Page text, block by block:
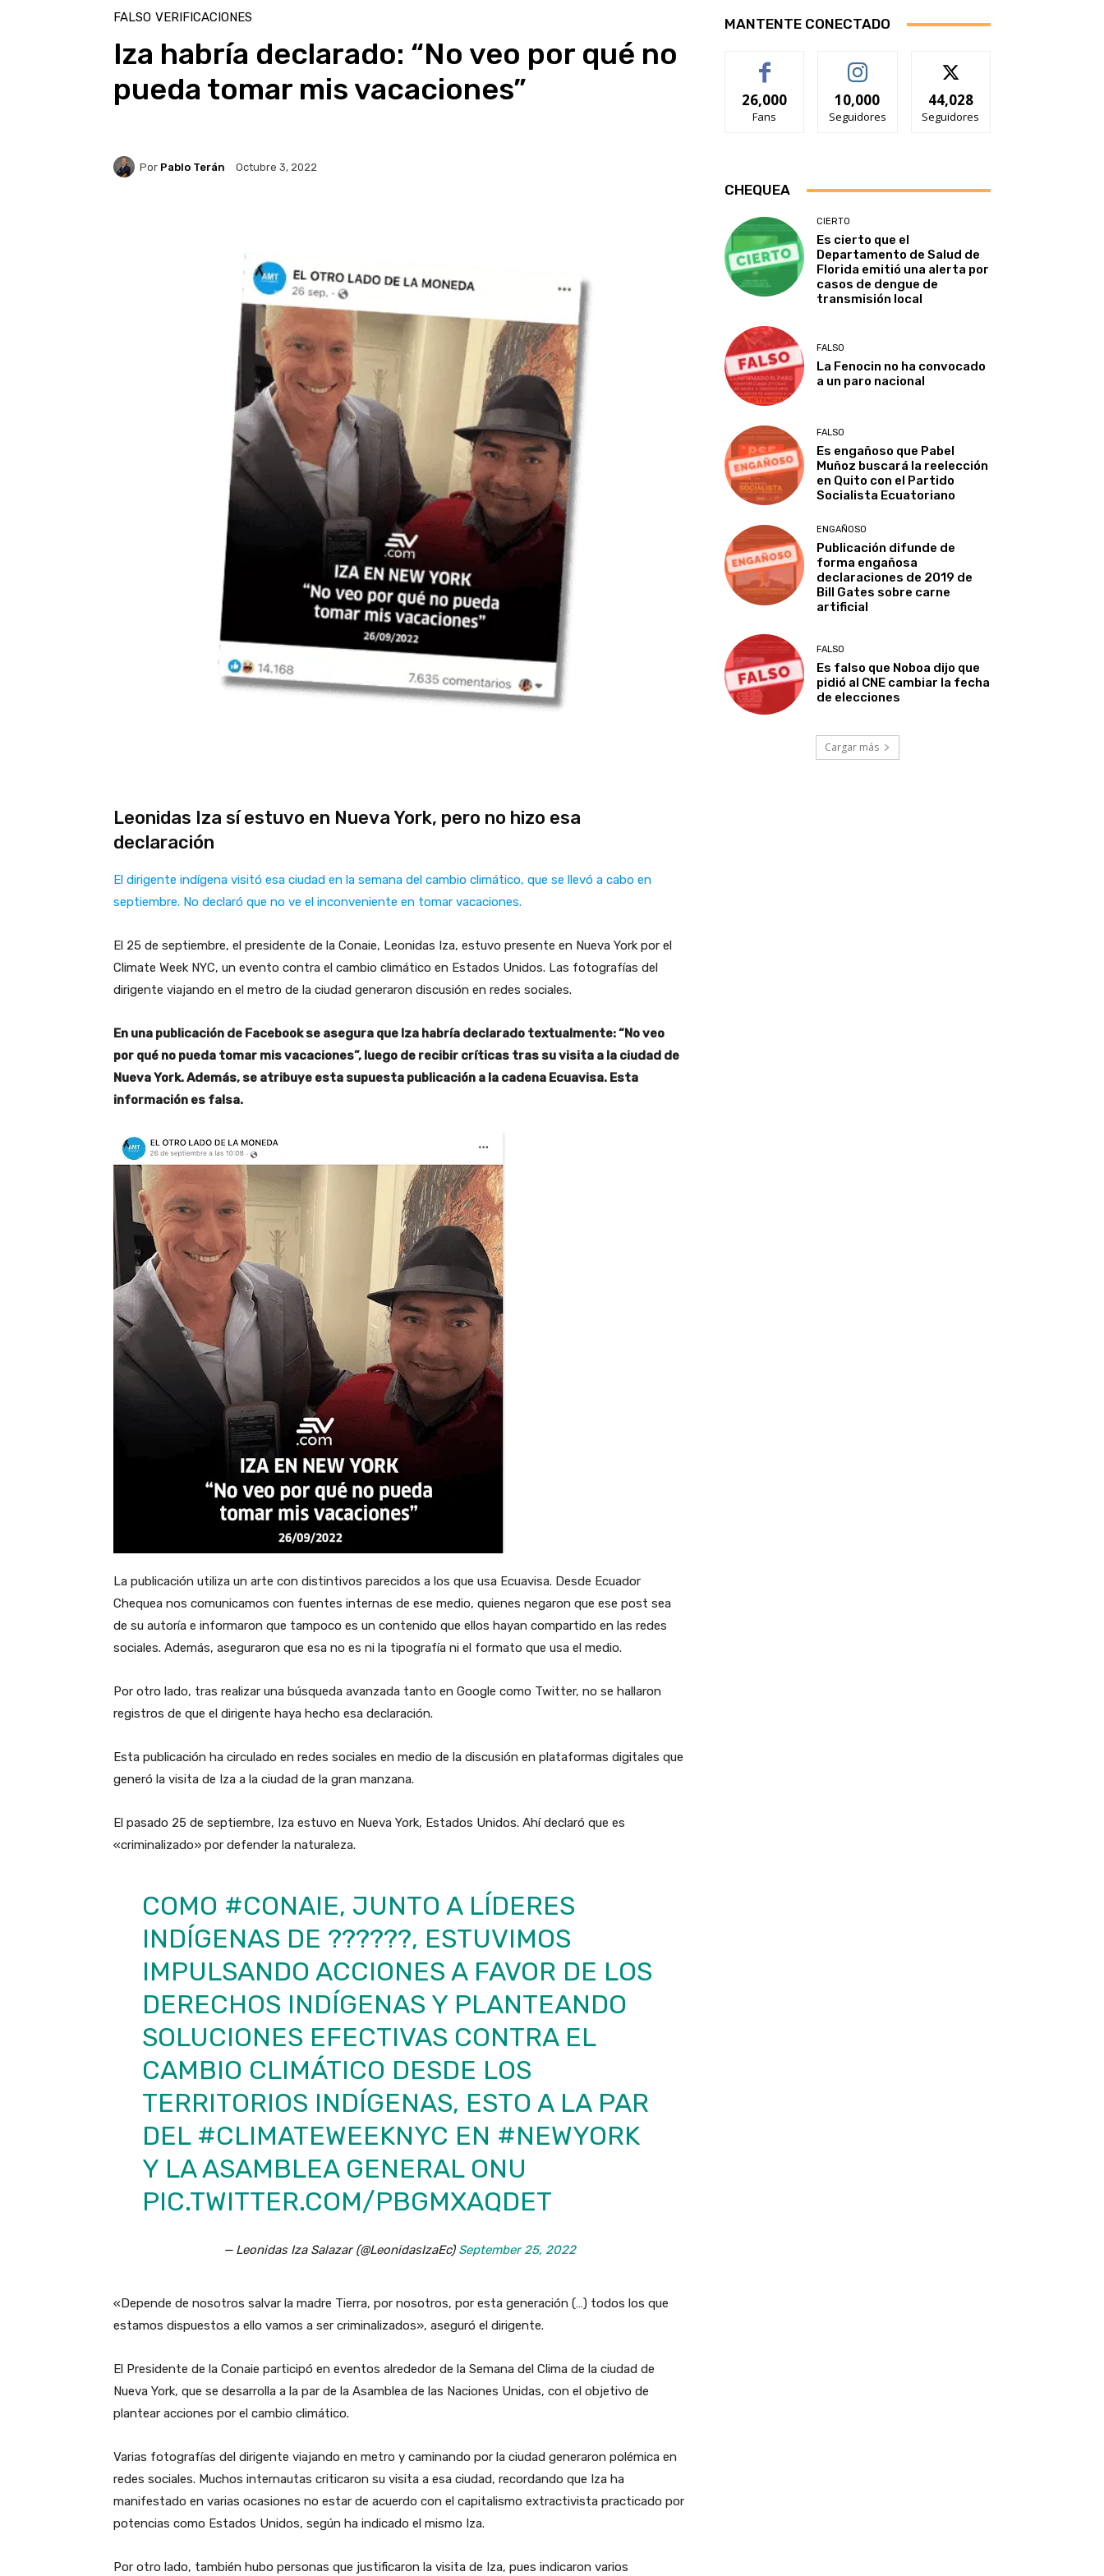
FALSO VERIFICACIONES
Iza habría declarado: “No veo por qué no
pueda tomar mis vacaciones”
Por Pablo Terán Octubre 3, 2022
Leonidas Iza sí estuvo en Nueva York, pero no hizo esa
declaración
El dirigente indígena visitó esa ciudad en la semana del cambio climático, que se llevó a cabo en
septiembre. No declaró que no ve el inconveniente en tomar vacaciones.
El 25 de septiembre, el presidente de la Conaie, Leonidas Iza, estuvo presente en Nueva York por el
Climate Week NYC, un evento contra el cambio climático en Estados Unidos. Las fotografías del
dirigente viajando en el metro de la ciudad generaron discusión en redes sociales.
En una publicación de Facebook se asegura que Iza habría declarado textualmente: “No veo
por qué no pueda tomar mis vacaciones”, luego de recibir críticas tras su visita a la ciudad de
Nueva York. Además, se atribuye esta supuesta publicación a la cadena Ecuavisa. Esta
información es falsa.
La publicación utiliza un arte con distintivos parecidos a los que usa Ecuavisa. Desde Ecuador
Chequea nos comunicamos con fuentes internas de ese medio, quienes negaron que ese post sea
de su autoría e informaron que tampoco es un contenido que ellos hayan compartido en las redes
sociales. Además, aseguraron que esa no es ni la tipografía ni el formato que usa el medio.
Por otro lado, tras realizar una búsqueda avanzada tanto en Google como Twitter, no se hallaron
registros de que el dirigente haya hecho esa declaración.
Esta publicación ha circulado en redes sociales en medio de la discusión en plataformas digitales que
generó la visita de Iza a la ciudad de la gran manzana.
El pasado 25 de septiembre, Iza estuvo en Nueva York, Estados Unidos. Ahí declaró que es
«criminalizado» por defender la naturaleza.
COMO #CONAIE, JUNTO A LÍDERES
INDÍGENAS DE ??????, ESTUVIMOS
IMPULSANDO ACCIONES A FAVOR DE LOS
DERECHOS INDÍGENAS Y PLANTEANDO
SOLUCIONES EFECTIVAS CONTRA EL
CAMBIO CLIMÁTICO DESDE LOS
TERRITORIOS INDÍGENAS, ESTO A LA PAR
DEL #CLIMATEWEEKNYC EN #NEWYORK
Y LA ASAMBLEA GENERAL ONU
PIC.TWITTER.COM/PBGMXAQDET
— Leonidas Iza Salazar (@LeonidasIzaEc) September 25, 2022
«Depende de nosotros salvar la madre Tierra, por nosotros, por esta generación (…) todos los que
estamos dispuestos a ello vamos a ser criminalizados», aseguró el dirigente.
El Presidente de la Conaie participó en eventos alrededor de la Semana del Clima de la ciudad de
Nueva York, que se desarrolla a la par de la Asamblea de las Naciones Unidas, con el objetivo de
plantear acciones por el cambio climático.
Varias fotografías del dirigente viajando en metro y caminando por la ciudad generaron polémica en
redes sociales. Muchos internautas criticaron su visita a esa ciudad, recordando que Iza ha
manifestado en varias ocasiones no estar de acuerdo con el capitalismo extractivista practicado por
potencias como Estados Unidos, según ha indicado el mismo Iza.
Por otro lado, también hubo personas que justificaron la visita de Iza, pues indicaron varios
MANTENTE CONECTADO
26,000
Fans
10,000
Seguidores
44,028
Seguidores
CHEQUEA
CIERTO
Es cierto que el
Departamento de Salud de
Florida emitió una alerta por
casos de dengue de
transmisión local
FALSO
La Fenocin no ha convocado
a un paro nacional
FALSO
Es engañoso que Pabel
Muñoz buscará la reelección
en Quito con el Partido
Socialista Ecuatoriano
ENGAÑOSO
Publicación difunde de
forma engañosa
declaraciones de 2019 de
Bill Gates sobre carne
artificial
FALSO
Es falso que Noboa dijo que
pidió al CNE cambiar la fecha
de elecciones
Cargar más